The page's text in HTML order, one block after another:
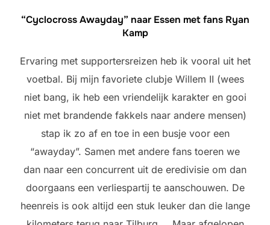
“Cyclocross Awayday” naar Essen met fans Ryan
Kamp
Ervaring met supportersreizen heb ik vooral uit het
voetbal. Bij mijn favoriete clubje Willem II (wees
niet bang, ik heb een vriendelijk karakter en gooi
niet met brandende fakkels naar andere mensen)
stap ik zo af en toe in een busje voor een
“awayday”. Samen met andere fans toeren we
dan naar een concurrent uit de eredivisie om dan
doorgaans een verliespartij te aanschouwen. De
heenreis is ook altijd een stuk leuker dan die lange